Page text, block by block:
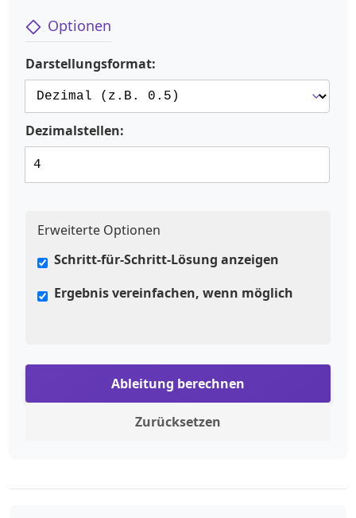
Optionen
Darstellungsformat:
Dezimalstellen:
Erweiterte Optionen
Schritt-für-Schritt-Lösung anzeigen
Ergebnis vereinfachen, wenn möglich
Ableitung berechnen
Zurücksetzen